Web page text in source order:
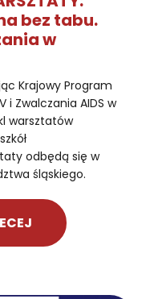
bez tabu.
w
Krajowy Program
i Zwalczania AIDS w
warsztatów
odbędą się w
śląskiego.